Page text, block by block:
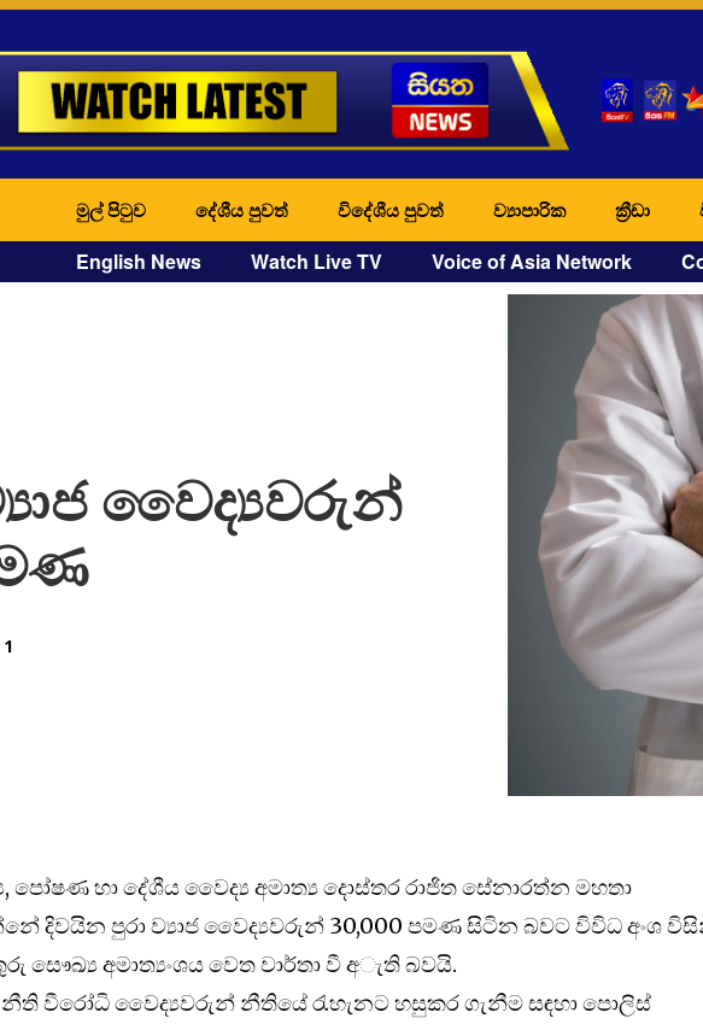
මුල් පිටුව දේශීය පුවත් විදේශීය පුවත් ව්‍යාපාරික ක්‍රීඩා
English News Watch Live TV Voice of Asia Network
වෛද්‍යවරුන්
පෝෂණ හා දේශීය වෛද්‍ය අමාත්‍ය දොස්තර රාජිත සේනාරත්න මහතා
දිවයින පුරා ව්‍යාජ වෛද්‍යවරුන් 30,000 පමණ සිටින බවට විවිධ අංශ
සෞඛ්‍ය අමාත්‍යංශය වෙත වාර්තා වී අැති බවයි.
නීති වීරෝධි වෛද්‍යවරුන් නීතියේ රැහැනට හසුකර ගැනීම සඳහා පොලිස්